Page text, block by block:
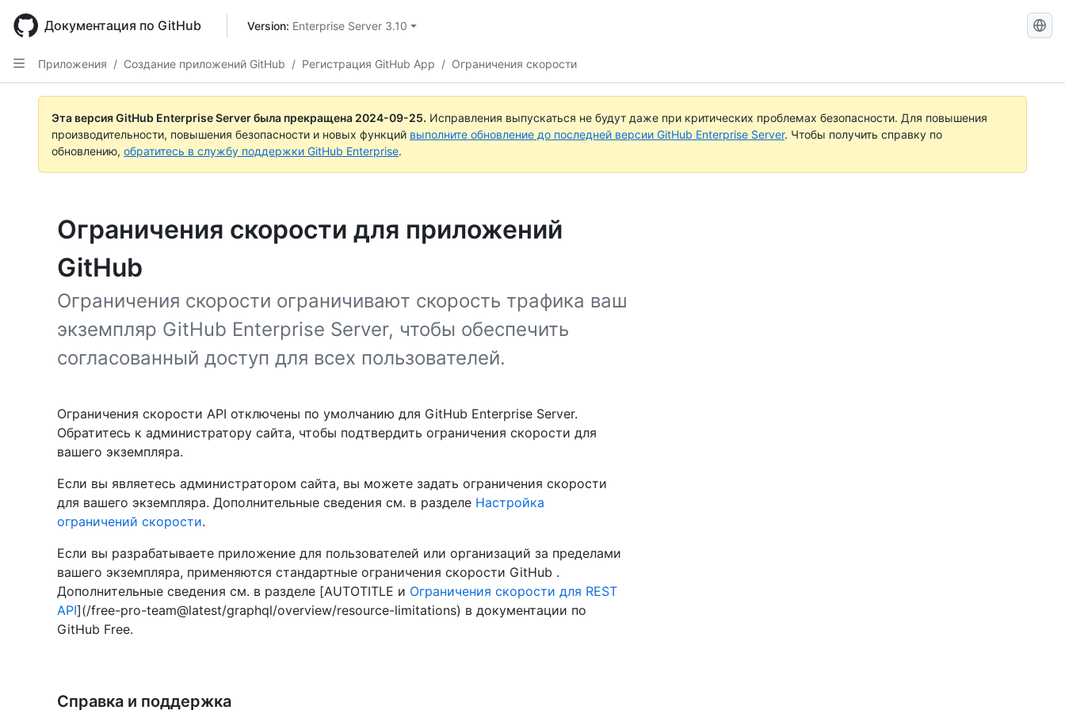
main
content
Документация по GitHub Version: Enterprise Server 3.10
Search
Приложения / Создание приложений GitHub / Регистрация GitHub App / Ограничения скорости
Эта версия GitHub Enterprise Server была прекращена 2024-09-25. Исправления выпускаться не будут даже при критических проблемах безопасности. Для повышения
производительности, повышения безопасности и новых функций выполните обновление до последней версии GitHub Enterprise Server. Чтобы получить справку по
обновлению, обратитесь в службу поддержки GitHub Enterprise.
Ограничения скорости для приложений
GitHub
Ограничения скорости ограничивают скорость трафика ваш
экземпляр GitHub Enterprise Server, чтобы обеспечить
согласованный доступ для всех пользователей.
Ограничения скорости API отключены по умолчанию для GitHub Enterprise Server.
Обратитесь к администратору сайта, чтобы подтвердить ограничения скорости для
вашего экземпляра.
Если вы являетесь администратором сайта, вы можете задать ограничения скорости
для вашего экземпляра. Дополнительные сведения см. в разделе Настройка
ограничений скорости.
Если вы разрабатываете приложение для пользователей или организаций за пределами
вашего экземпляра, применяются стандартные ограничения скорости GitHub .
Дополнительные сведения см. в разделе [AUTOTITLE и Ограничения скорости для REST
API](/free-pro-team@latest/graphql/overview/resource-limitations) в документации по
GitHub Free.
Справка и поддержка